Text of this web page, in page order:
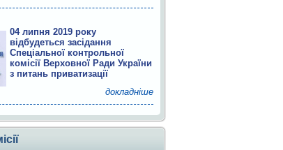
04 липня 2019 року
відбудеться засідання
Спеціальної контрольної
комісії Верховної Ради України
з питань приватизації
докладніше